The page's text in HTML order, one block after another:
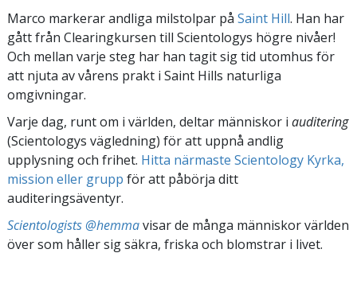
Marco markerar andliga milstolpar på Saint Hill. Han har
gått från Clearingkursen till Scientologys högre nivåer!
Och mellan varje steg har han tagit sig tid utomhus för
att njuta av vårens prakt i Saint Hills naturliga
omgivningar.
Varje dag, runt om i världen, deltar människor i auditering
(Scientologys vägledning) för att uppnå andlig
upplysning och frihet. Hitta närmaste Scientology Kyrka,
mission eller grupp för att påbörja ditt
auditeringsäventyr.
Scientologists @hemmavisar de många människor världen
över som håller sig säkra, friska och blomstrar i livet.